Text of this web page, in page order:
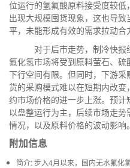
位运行的氢氟酸原料接受度较
出现大规模囤货现象，这也导
平，未能形成有效的需求拉动合
对于后市走势，制冷快报
氟化氢市场将受到原料萤石、
下行空间有限。但同时，下游
货的采购模式难以在短期内改变
约市场价格的进一步上涨。预
以盘整运行为主，后续市场走
情况，以及原料价格的波动影响。
附加信息
简介:步入4月以来，国内无水氟化